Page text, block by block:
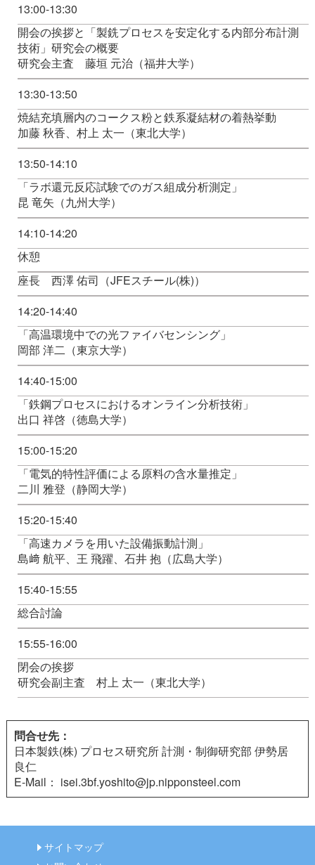
13:00-13:30
開会の挨拶と「製銑プロセスを安定化する内部分布計測
技術」研究会の概要
研究会主査 藤垣 元治（福井大学）
13:30-13:50
焼結充填層内のコークス粉と鉄系凝結材の着熱挙動
加藤 秋香、村上 太一（東北大学）
13:50-14:10
「ラボ還元反応試験でのガス組成分析測定」
昆 竜矢（九州大学）
14:10-14:20
休憩
座長 西澤 佑司（JFEスチール(株)）
14:20-14:40
「高温環境中での光ファイバセンシング」
岡部 洋二（東京大学）
14:40-15:00
「鉄鋼プロセスにおけるオンライン分析技術」
出口 祥啓（徳島大学）
15:00-15:20
「電気的特性評価による原料の含水量推定」
二川 雅登（静岡大学）
15:20-15:40
「高速カメラを用いた設備振動計測」
島﨑 航平、王 飛躍、石井 抱（広島大学）
15:40-15:55
総合討論
15:55-16:00
閉会の挨拶
研究会副主査 村上 太一（東北大学）
問合せ先：
日本製鉄(株) プロセス研究所 計測・制御研究部 伊勢居
良仁
E-Mail： isei.3bf.yoshito@jp.nipponsteel.com
サイトマップ